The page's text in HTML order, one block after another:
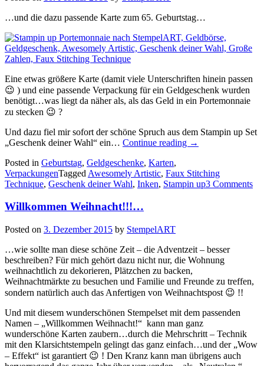
…und die dazu passende Karte zum 65. Geburtstag…
Eine etwas größere Karte (damit viele Unterschriften hinein passen
😉 ) und eine passende Verpackung für ein Geldgeschenk wurden
benötigt…was liegt da näher als, als das Geld in ein Portemonnaie
zu stecken 😉 ?
Und dazu fiel mir sofort der schöne Spruch aus dem Stampin up Set
„Geschenk deiner Wahl“ ein… Continue reading „Ein
ein
Geldgeschenk…“
→
Posted in Geburtstag, Geldgeschenke, Karten,
VerpackungenTagged Awesomely Artistic, Faux Stitching
Technique, Geschenk deiner Wahl, Inken, Stampin up3 Comments
Willkommen Weihnacht!!!…
Posted on 3. Dezember 2015 by StempelART
…wie sollte man diese schöne Zeit – die Adventzeit – besser
beschreiben? Für mich gehört dazu nicht nur, die Wohnung
weihnachtlich zu dekorieren, Plätzchen zu backen,
Weihnachtmärkte zu besuchen und Familie und Freunde zu treffen,
sondern natürlich auch das Anfertigen von Weihnachtspost 😉 !!
Und mit diesem wunderschönen Stempelset mit dem passenden
Namen – „Willkommen Weihnacht!“ kann man ganz
wunderschöne Karten zaubern…durch die Mehrschritt – Technik
mit den Klarsichtstempeln gelingt das ganz einfach…und der „Wow
– Effekt“ ist garantiert 😉 ! Den Kranz kann man übrigens auch